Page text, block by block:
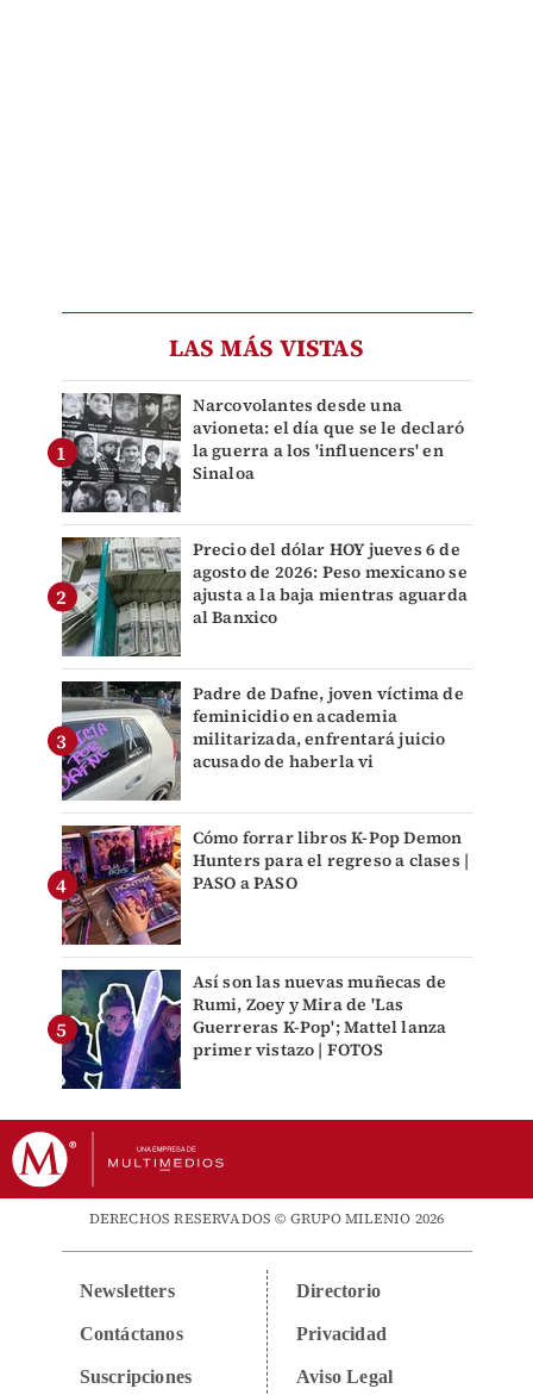
LAS MÁS VISTAS
Narcovolantes desde una
avioneta: el día que se le declaró
la guerra a los 'influencers' en
Sinaloa
Precio del dólar HOY jueves 6 de
agosto de 2026: Peso mexicano se
ajusta a la baja mientras aguarda
al Banxico
Padre de Dafne, joven víctima de
feminicidio en academia
militarizada, enfrentará juicio
acusado de haberla vi
Cómo forrar libros K-Pop Demon
Hunters para el regreso a clases |
PASO a PASO
Así son las nuevas muñecas de
Rumi, Zoey y Mira de 'Las
Guerreras K-Pop'; Mattel lanza
primer vistazo | FOTOS
DERECHOS RESERVADOS © GRUPO MILENIO 2026
Newsletters
Contáctanos
Suscripciones
Directorio
Privacidad
Aviso Legal